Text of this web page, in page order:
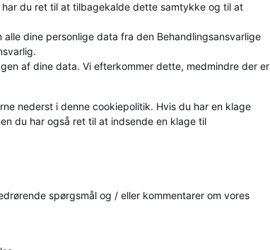
du ret til at tilbagekalde dette samtykke og til at
dine personlige data fra den Behandlingsansvarlige
af ​​dine data. Vi efterkommer dette, medmindre der er
nederst i denne cookiepolitik. Hvis du har en klage
du har også ret til at indsende en klage til
spørgsmål og / eller kommentarer om vores